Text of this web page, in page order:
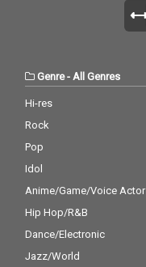
Genre- All Genres
Hi-res
Rock
Pop
Idol
Anime/Game/Voice Actor
Hip Hop/R&B
Dance/Electronic
Jazz/World